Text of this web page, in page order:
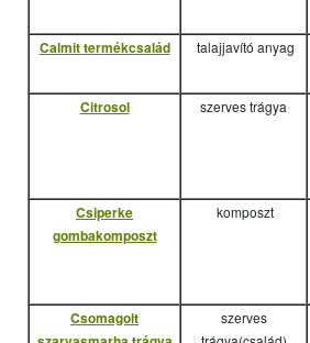
Calmit termékcsalád talajjavító anyag
Citrosol szerves trágya
Csiperke
gombakomposzt
komposzt
Csomagolt
szerves